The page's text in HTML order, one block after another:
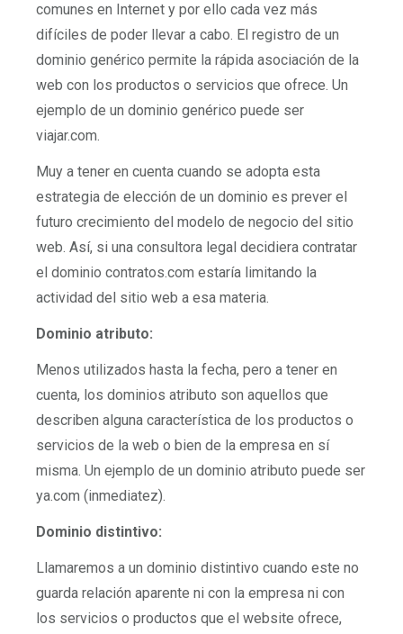
comunes en Internet y por ello cada vez más
difíciles de poder llevar a cabo. El registro de un
dominio genérico permite la rápida asociación de la
web con los productos o servicios que ofrece. Un
ejemplo de un dominio genérico puede ser
viajar.com.
Muy a tener en cuenta cuando se adopta esta
estrategia de elección de un dominio es prever el
futuro crecimiento del modelo de negocio del sitio
web. Así, si una consultora legal decidiera contratar
el dominio contratos.com estaría limitando la
actividad del sitio web a esa materia.
Dominio atributo:
Menos utilizados hasta la fecha, pero a tener en
cuenta, los dominios atributo son aquellos que
describen alguna característica de los productos o
servicios de la web o bien de la empresa en sí
misma. Un ejemplo de un dominio atributo puede ser
ya.com (inmediatez).
Dominio distintivo:
Llamaremos a un dominio distintivo cuando este no
guarda relación aparente ni con la empresa ni con
los servicios o productos que el website ofrece,